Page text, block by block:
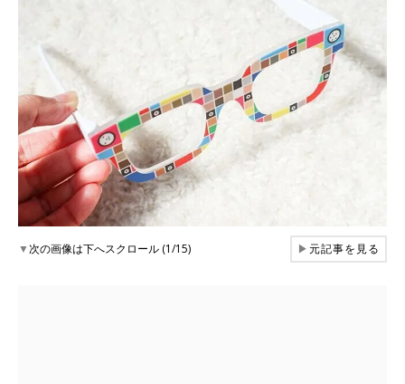
▼次の画像は下へスクロール (1/15) ▶元記事を見る